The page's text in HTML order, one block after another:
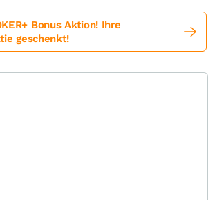
Bonus Aktion! Ihre
geschenkt!